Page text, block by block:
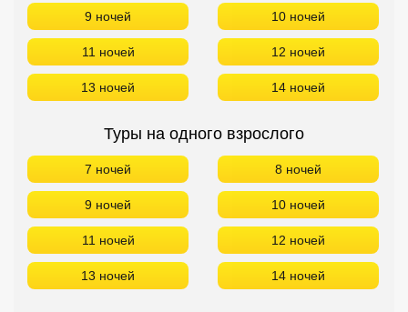
9 ночей 10 ночей
11 ночей 12 ночей
13 ночей 14 ночей
Туры на одного взрослого
7 ночей 8 ночей
9 ночей 10 ночей
11 ночей 12 ночей
13 ночей 14 ночей